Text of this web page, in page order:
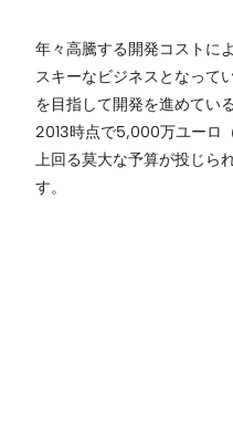
年々高騰する開発コストに
スキーなビジネスとなって
を目指して開発を進めてい
2013時点で5,000万ユーロ
上回る莫大な予算が投じら
す。